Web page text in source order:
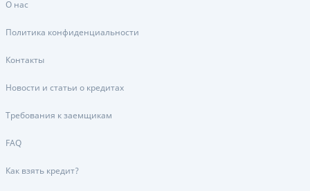
О нас
Политика конфиденциальности
Контакты
Новости и статьи о кредитах
Требования к заемщикам
FAQ
Как взять кредит?